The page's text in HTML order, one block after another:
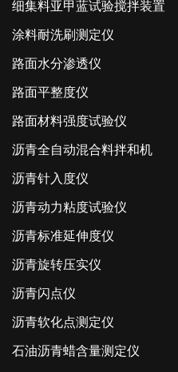
细集料亚甲蓝试验搅拌装置
涂料耐洗刷测定仪
路面水分渗透仪
路面平整度仪
路面材料强度试验仪
沥青全自动混合料拌和机
沥青针入度仪
沥青动力粘度试验仪
沥青标准延伸度仪
沥青旋转压实仪
沥青闪点仪
沥青软化点测定仪
石油沥青蜡含量测定仪